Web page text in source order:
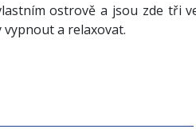
ostrově a jsou zde tři
vypnout a relaxovat.